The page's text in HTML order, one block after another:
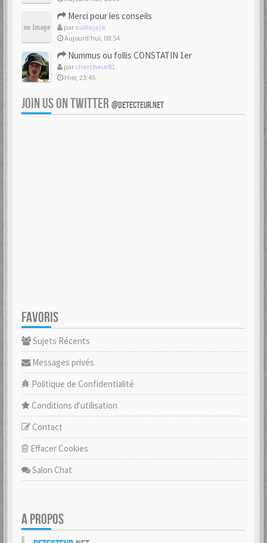
Merci pour les conseils
par ouillejack
Aujourd’hui, 08:54
Nummus ou follis CONSTATIN 1er
par chercheur81
Hier, 23:45
JOIN US ON TWITTER @DETECTEUR.NET
FAVORIS
Sujets Récents
Messages privés
Politique de Confidentialité
Conditions d'utilisation
Contact
Effacer Cookies
Salon Chat
A PROPOS